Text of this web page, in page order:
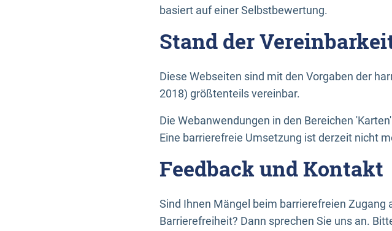
basiert auf einer Selbstbewertung.
Stand der
Diese Webseiten sind mit den Vorgaben der
2018) größtenteils vereinbar.
Die Webanwendungen in den Bereichen
Eine barrierefreie Umsetzung ist derzeit nicht
Feedback und Kontakt
Sind Ihnen Mängel beim barrierefreien Zugang
Barrierefreiheit? Dann sprechen Sie uns an.